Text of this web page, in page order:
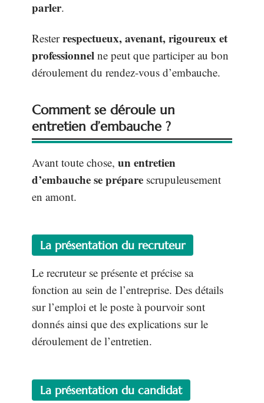
parler.
Resterrespectueux, avenant, rigoureux et
professionnel ne peut que participer au bon
déroulement du rendez-vous d’embauche.
Comment se déroule un
entretien d’embauche ?
Avant toute chose, un entretien
d’embauche se prépare scrupuleusement
en amont.
La présentation du recruteur
Le recruteur se présente et précise sa
fonction au sein de l’entreprise. Des détails
sur l’emploi et le poste à pourvoir sont
donnés ainsi que des explications sur le
déroulement de l’entretien.
La présentation du candidat